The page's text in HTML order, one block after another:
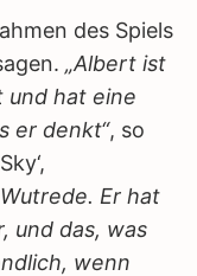
des Spiels
„Albert ist
und hat eine
er denkt“, so
Er hat
und das, was
wenn